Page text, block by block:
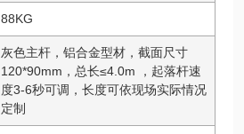
88KG
灰色主杆，铝合金型材，截面尺寸
120*90mm，总长≤4.0m ，起落杆速
度3-6秒可调，长度可依现场实际情况
定制